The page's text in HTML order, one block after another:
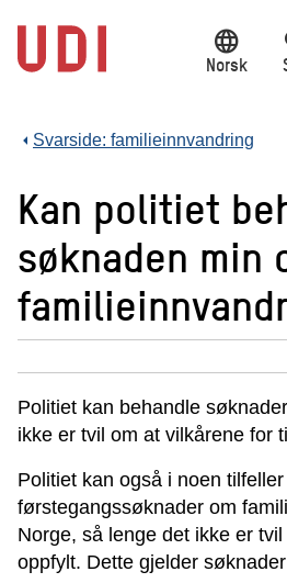
hovedinnhold
language
Norsk
Svarside: familieinnvandring
Kan politiet
søknaden min
Politiet kan behandle
ikke er tvil om at vilkårene for
Politiet kan også i noen
førstegangssøknader om
Norge, så lenge det ikke er
oppfylt. Dette gjelder